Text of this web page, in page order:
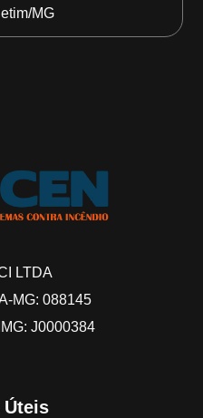
MG
LTDA
MG: 088145
J0000384